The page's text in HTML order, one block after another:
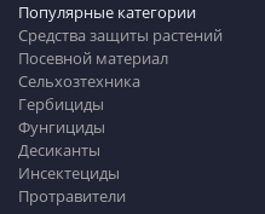
Популярные категории
Средства защиты растений
Посевной материал
Сельхозтехника
Гербициды
Фунгициды
Десиканты
Инсектециды
Протравители